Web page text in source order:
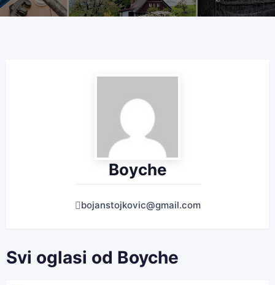
Boyche
bojanstojkovic@gmail.com
Svi oglasi od Boyche